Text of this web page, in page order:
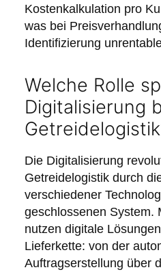
Kostenkalkulation pro
was bei
Identifizierung
Welche Rolle
Digitalisierung
Die Digitalisierung
Getreidelogistik durch
verschiedener
geschlossenen System.
nutzen digitale
Lieferkette: von der
Auftragserstellung über